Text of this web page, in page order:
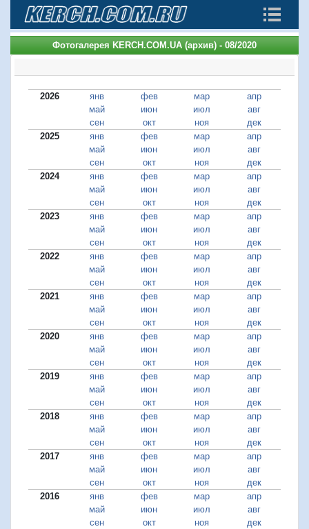
Фотогалерея KERCH.COM.UA (архив) - 08/2020
2026 янв фев мар
апр
май
июн июл
авг
сен
окт ноя
дек
2025
янв фев мар
апр
май
июн июл
авг
сен
окт ноя
дек
2024
янв фев мар
апр
май
июн июл
авг
сен
окт ноя
дек
2023
янв фев мар
апр
май
июн июл
авг
сен
окт ноя
дек
2022
янв фев мар
апр
май
июн июл
авг
сен
окт ноя
дек
2021
янв фев мар
апр
май
июн июл
авг
сен
окт ноя
дек
2020
янв фев мар
апр
май
июн июл
авг
сен
окт ноя
дек
2019
янв фев мар
апр
май
июн июл
авг
сен
окт ноя
дек
2018
янв фев мар
апр
май
июн июл
авг
сен
окт ноя
дек
2017
янв фев мар
апр
май
июн июл
авг
сен
окт ноя
дек
2016
янв фев мар
апр
май
июн июл
авг
сен
окт ноя
дек